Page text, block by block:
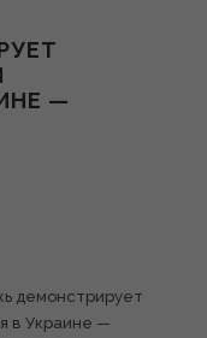
—
демонстрирует
в Украине —